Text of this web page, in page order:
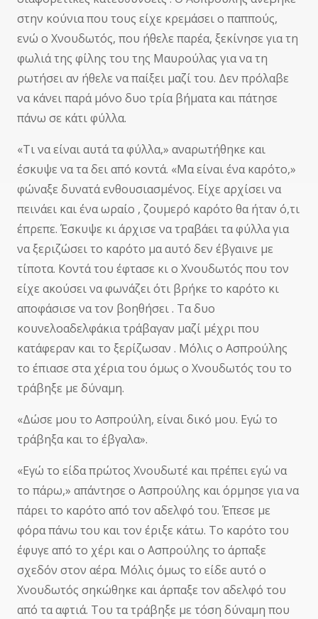
στην κούνια που τους είχε κρεμάσει ο παππούς,
ενώ ο Χνουδωτός, που ήθελε παρέα, ξεκίνησε για τη
φωλιά της φίλης του της Μαυρούλας για να τη
ρωτήσει αν ήθελε να παίξει μαζί του. Δεν πρόλαβε
να κάνει παρά μόνο δυο τρία βήματα και πάτησε
πάνω σε κάτι φύλλα.
«Τι να είναι αυτά τα φύλλα,» αναρωτήθηκε και
έσκυψε να τα δει από κοντά. «Μα είναι ένα καρότο,»
φώναξε δυνατά ενθουσιασμένος. Είχε αρχίσει να
πεινάει και ένα ωραίο , ζουμερό καρότο θα ήταν ό,τι
έπρεπε. Έσκυψε κι άρχισε να τραβάει τα φύλλα για
να ξεριζώσει το καρότο μα αυτό δεν έβγαινε με
τίποτα. Κοντά του έφτασε κι ο Χνουδωτός που τον
είχε ακούσει να φωνάζει ότι βρήκε το καρότο κι
αποφάσισε να τον βοηθήσει . Τα δυο
κουνελοαδελφάκια τράβαγαν μαζί μέχρι που
κατάφεραν και το ξερίζωσαν . Μόλις ο Ασπρούλης
το έπιασε στα χέρια του όμως ο Χνουδωτός του το
τράβηξε με δύναμη.
«Δώσε μου το Ασπρούλη, είναι δικό μου. Εγώ το
τράβηξα και το έβγαλα».
«Εγώ το είδα πρώτος Χνουδωτέ και πρέπει εγώ να
το πάρω,» απάντησε ο Ασπρούλης και όρμησε για να
πάρει το καρότο από τον αδελφό του. Έπεσε με
φόρα πάνω του και τον έριξε κάτω. Το καρότο του
έφυγε από το χέρι και ο Ασπρούλης το άρπαξε
σχεδόν στον αέρα. Μόλις όμως το είδε αυτό ο
Χνουδωτός σηκώθηκε και άρπαξε τον αδελφό του
από τα αφτιά. Του τα τράβηξε με τόση δύναμη που